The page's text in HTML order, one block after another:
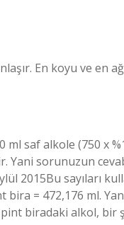
En koyu ve en
ml saf alkole (750 x
sorunuzun
2015Bu sayıları
= 472,176 ml.
pint biradaki alkol,